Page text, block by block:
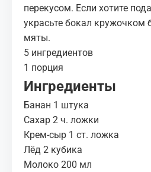
перекусом. Если хотите
украсьте бокал кружочком
мяты.
5 ингредиентов
1 порция
Ингредиенты
Банан 1 штука
Сахар 2 ч. ложки
Крем-сыр 1 ст. ложка
Лёд 2 кубика
Молоко 200 мл